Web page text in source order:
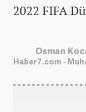
2022 FIFA
Osman
Haber7.com -